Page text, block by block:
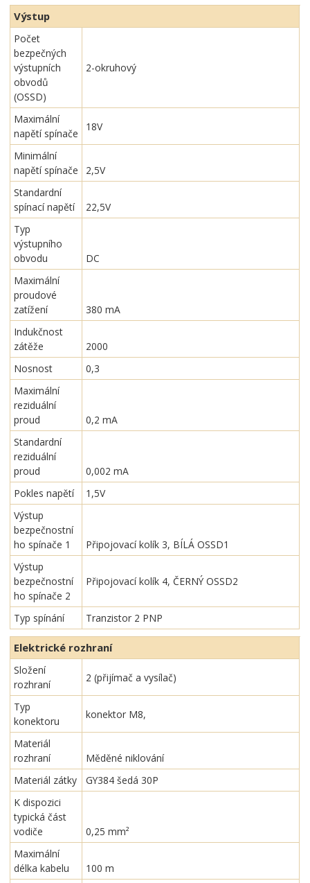
Výstup
Počet
bezpečných
výstupních
obvodů
(OSSD)
2-okruhový
Maximální
napětí spínače
18V
Minimální
napětí spínače
2,5V
Standardní
spínací napětí
22,5V
Typ
výstupního
obvodu
DC
Maximální
proudové
zatížení
380 mA
Indukčnost
zátěže
2000
Nosnost
0,3
Maximální
reziduální
proud
0,2 mA
Standardní
reziduální
proud
0,002 mA
Pokles napětí
1,5V
Výstup
bezpečnostní
ho spínače 1
Připojovací kolík 3, BÍLÁ OSSD1
Výstup
bezpečnostní
ho spínače 2
Připojovací kolík 4, ČERNÝ OSSD2
Typ spínání Tranzistor 2 PNP
Elektrické rozhraní
Složení
rozhraní
2 (přijímač a vysílač)
Typ
konektoru
konektor M8,
Materiál
rozhraní
Měděné niklování
Materiál zátky
GY384 šedá 30P
K dispozici
typická část
vodiče
0,25 mm²
Maximální
délka kabelu
100 m